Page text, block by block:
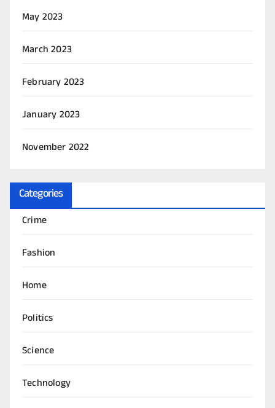
May 2023
March 2023
February 2023
January 2023
November 2022
Categories
Crime
Fashion
Home
Politics
Science
Technology